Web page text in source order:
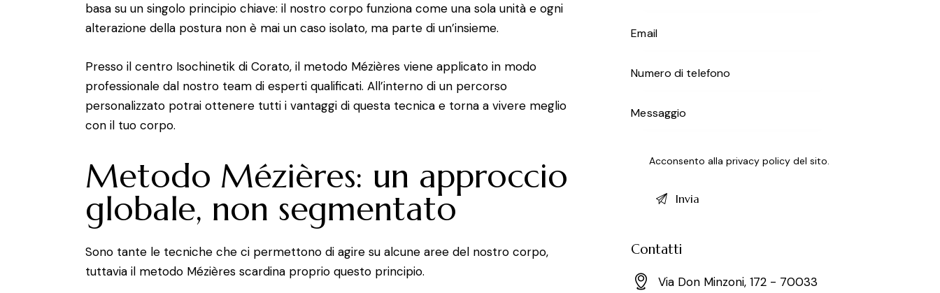
basa su un singolo principio chiave: il nostro corpo funziona come una sola unità e ogni
alterazione della postura non è mai un caso isolato, ma parte di un’insieme.
Presso il centro Isochinetik di Corato, il metodo Mézières viene applicato in modo
professionale dal nostro team di esperti qualificati. All’interno di un percorso
personalizzato potrai ottenere tutti i vantaggi di questa tecnica e torna a vivere meglio
con il tuo corpo.
Metodo Mézières: un approccio
globale, non segmentato
Sono tante le tecniche che ci permettono di agire su alcune aree del nostro corpo,
tuttavia il metodo Mézières scardina proprio questo principio.
Acconsento alla privacy policydel sito.
Contatti
Via Don Minzoni, 172 - 70033